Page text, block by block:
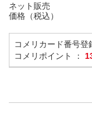
ネット販売
価格（税込）
コメリカード番号
コメリポイント ：